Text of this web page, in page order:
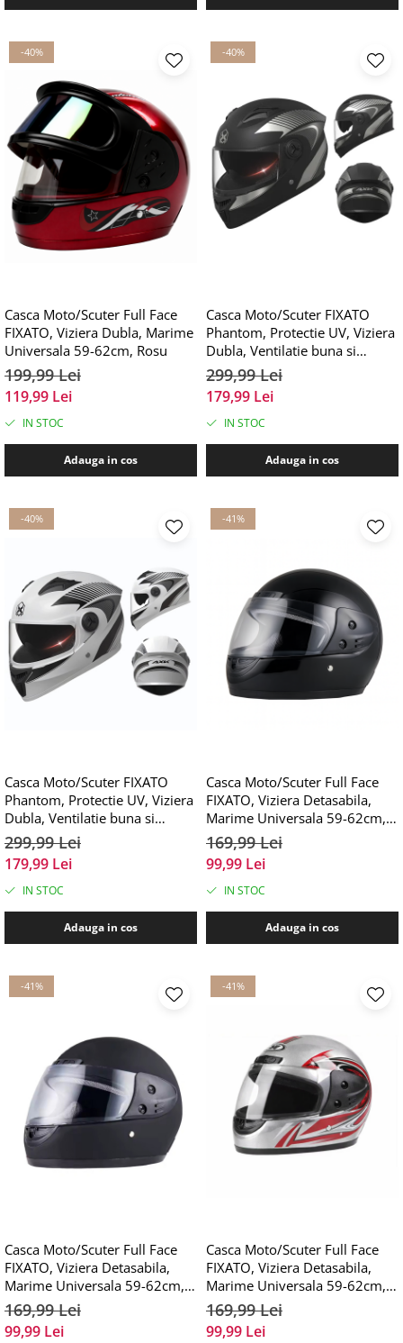
-40%
Casca Moto/Scuter Full Face
FIXATO, Viziera Dubla, Marime
Universala 59-62cm, Rosu
199,99 Lei
119,99 Lei
IN STOC
Adauga in cos
-40%
Casca Moto/Scuter FIXATO
Phantom, Protectie UV, Viziera
Dubla, Ventilatie buna si
permeabilitate la aer, Marime
universala 59-62 cm, Negru
Argintiu
299,99 Lei
179,99 Lei
IN STOC
Adauga in cos
-40%
Casca Moto/Scuter FIXATO
Phantom, Protectie UV, Viziera
Dubla, Ventilatie buna si
permeabilitate la aer, Marime
universala 59-62 cm, Alb
299,99 Lei
179,99 Lei
IN STOC
Adauga in cos
-41%
Casca Moto/Scuter Full Face
FIXATO, Viziera Detasabila,
Marime Universala 59-62cm,
Negru Lucios
169,99 Lei
99,99 Lei
IN STOC
Adauga in cos
-41%
Casca Moto/Scuter Full Face
FIXATO, Viziera Detasabila,
Marime Universala 59-62cm,
Negru Mat
169,99 Lei
99,99 Lei
-41%
Casca Moto/Scuter Full Face
FIXATO, Viziera Detasabila,
Marime Universala 59-62cm,
Gri
169,99 Lei
99,99 Lei